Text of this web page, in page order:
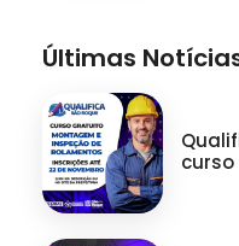
Últimas
curso